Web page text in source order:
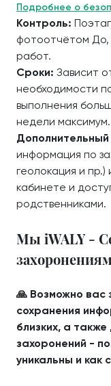
Подробнее о
Контроль:
фотоотчётом До,
работ.
Сроки: Зависит
необходимости
выполнения
недели максимум.
информация по
геолокация и пр.)
кабинете и
родственниками.
Мы iWALY -
🙏 Возможно вас
сохранения
близких, а
захоронений -
уникальны и как